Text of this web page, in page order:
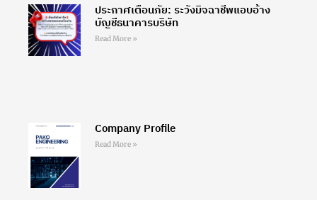
ประกาศเตือนภัย: ระวังมิจฉาชีพแอบอ้าง
บัญชีธนาคารบริษัท
Read More »
Company Profile
Read More »